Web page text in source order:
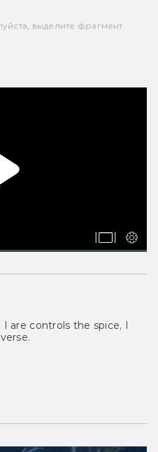
выделите фрагмент
are controls the spice, I